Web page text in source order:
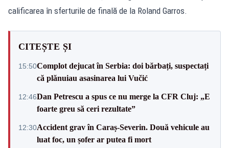
calificarea în sferturile de finală de la Roland Garros.
CITEȘTE ȘI
15:50Complot dejucat în Serbia: doi bărbați, suspectați
că plănuiau asasinarea lui Vučić
12:46Dan Petrescu a spus ce nu merge la CFR Cluj: „E
foarte greu să ceri rezultate”
12:30Accident grav în Caraș-Severin. Două vehicule au
luat foc, un șofer ar putea fi mort